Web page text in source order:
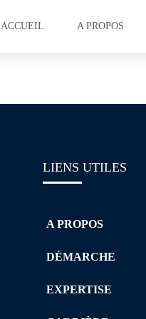
ACCUEIL A PROPOS
LIENS UTILES
A PROPOS
DÉMARCHE
EXPERTISE